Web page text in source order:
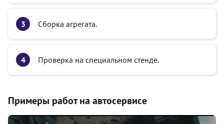
Сборка агрегата.
Проверка на специальном стенде.
Примеры работ на автосервисе